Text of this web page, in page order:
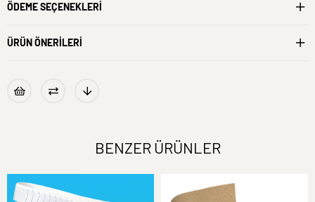
ÖDEME SEÇENEKLERI
ÜRÜN ÖNERILERI
BENZER ÜRÜNLER